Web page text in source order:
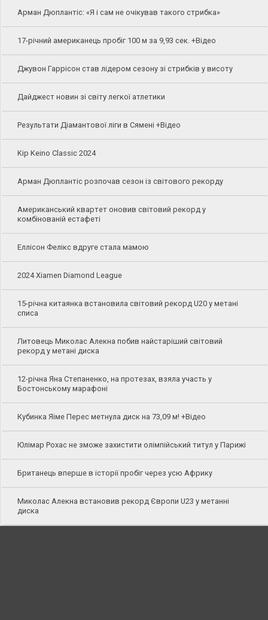
Арман Дюплантіс: «Я і сам не очікував такого стрибка»
17-річний американець пробіг 100 м за 9,93 сек. +Відео
Джувон Гаррісон став лідером сезону зі стрибків у висоту
Дайджест новин зі світу легкої атлетики
Результати Діамантової ліги в Сямені +Відео
Kip Keino Classic 2024
Арман Дюплантіс розпочав сезон із світового рекорду
Американський квартет оновив світовий рекорд у
комбінованій естафеті
Еллісон Фелікс вдруге стала мамою
2024 Xiamen Diamond League
15-річна китаянка встановила світовий рекорд U20 у метані
списа
Литовець Миколас Алекна побив найстаріший світовий
рекорд у метані диска
12-річна Яна Степаненко, на протезах, взяла участь у
Бостонському марафоні
Кубинка Яіме Перес метнула диск на 73,09 м! +Відео
Юлімар Рохас не зможе захистити олімпійський титул у Парижі
Британець вперше в історії пробіг через усю Африку
Миколас Алекна встановив рекорд Європи U23 у метанні
диска